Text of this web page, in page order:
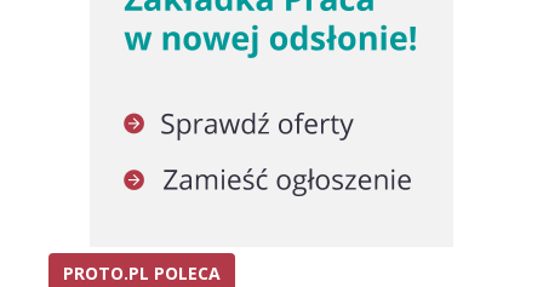
PROTO.PL POLECA